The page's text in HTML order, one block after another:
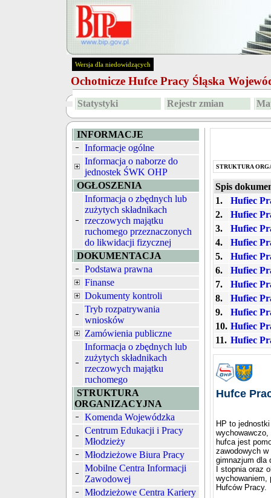
Wersja dla niedowidzących
Ochotnicze Hufce Pracy Śląska
Statystyki Rejestr zmian
INFORMACJE
Informacje ogólne
Informacja o naborze do
jednostek ŚWK OHP
OGŁOSZENIA
Informacja o zbędnych lub
zużytych składnikach
rzeczowych majątku
ruchomego przeznaczonych
do likwidacji fizycznej
DOKUMENTACJA
Podstawa prawna
Finanse
Dokumenty kontroli
Tryb rozpatrywania
wniosków
Zamówienia publiczne
Informacja o zbędnych lub
zużytych składnikach
rzeczowych majątku
ruchomego
STRUKTURA
ORGANIZACYJNA
Komenda Wojewódzka
Centrum Edukacji i Pracy
Młodzieży
Młodzieżowe Biura Pracy
Mobilne Centra Informacji
Zawodowej
Młodzieżowe Centra Kariery
STRUKTURA
Spis
1.
Hufiec
2.
Hufiec
3.
Hufiec
4.
Hufiec
5.
Hufiec
6.
Hufiec
7.
Hufiec
8.
Hufiec
9.
Hufiec
10. Hufiec
11. Hufiec
Hufce
HP to
wychowawczo,
hufca jest
zawodowych
gimnazjum dla
I stopnia oraz
wychowaniem,
Hufców Pracy.